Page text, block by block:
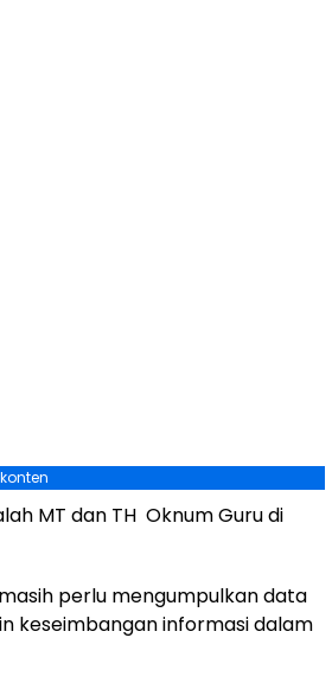
MT dan TH Oknum Guru di
perlu mengumpulkan data
keseimbangan informasi dalam